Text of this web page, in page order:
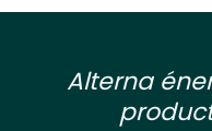
Alterna